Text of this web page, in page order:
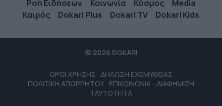
Ροή Ειδήσεων Κοινωνία Κόσμος
Media
Καιρός
Dokari Plus Dokari TV Dokari Kids
© 2026 DOKARI
ΟΡΟΙ ΧΡΗΣΗΣ ΔΗΛΩΣΗ ΕΧΕΜΥΘΕΙΑΣ
ΠΟΛΙΤΙΚΗ ΑΠΟΡΡΗΤΟΥ ΕΠΙΚΟΙΝΩΝΙΑ - ΔΙΑΦΗΜΙΣΗ
ΤΑΥΤΟΤΗΤΑ